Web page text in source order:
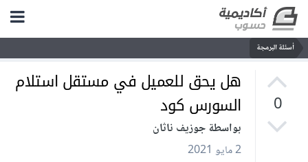
أسئلة البرمجة
0
هل يحق للعميل في مستقل استلام
السورس كود
بواسطة جوزيف ناثان
2 مايو 2021